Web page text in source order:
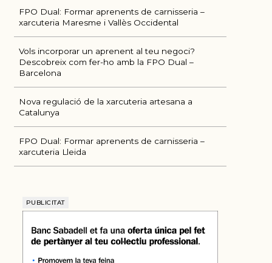
FPO Dual: Formar aprenents de carnisseria –
xarcuteria Maresme i Vallès Occidental
Vols incorporar un aprenent al teu negoci?
Descobreix com fer-ho amb la FPO Dual –
Barcelona
Nova regulació de la xarcuteria artesana a
Catalunya
FPO Dual: Formar aprenents de carnisseria –
xarcuteria Lleida
PUBLICITAT